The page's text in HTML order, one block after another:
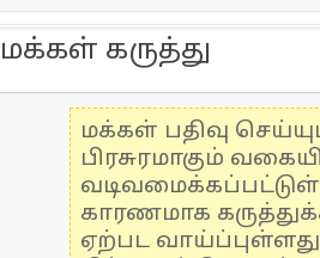
மக்கள் கருத்து
மக்கள் பதிவு
பிரசுரமாகும்
காரணமாக
ஏற்பட